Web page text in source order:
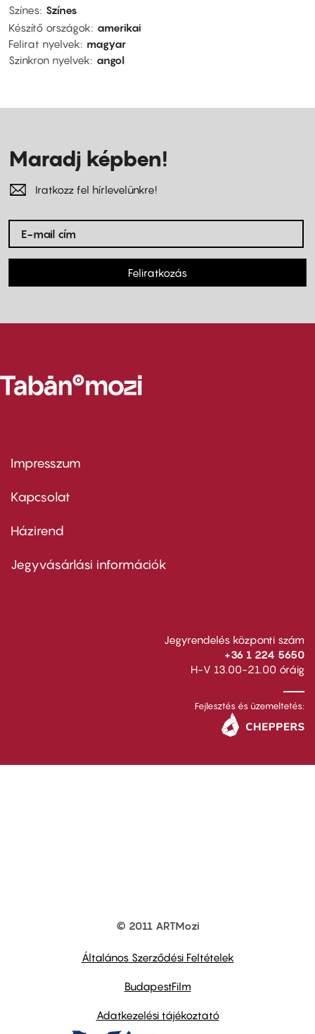
Színes Színes
Készítő országok
amerikai
Felirat nyelvek
magyar
Szinkron nyelvek
angol
Maradj képben!
Iratkozz fel hírlevelünkre!
Feliratkozás
Footer
first
Impresszum
Kapcsolat
Footer
second
Házirend
Jegyvásárlási információk
Jegyrendelés központi szám
+36 1 224 5650
H-V 13.00-21.00 óráig
Fejlesztés és üzemeltetés:
© 2011 ARTMozi
Általános Szerződési Feltételek
BudapestFilm
Adatkezelési tájékoztató